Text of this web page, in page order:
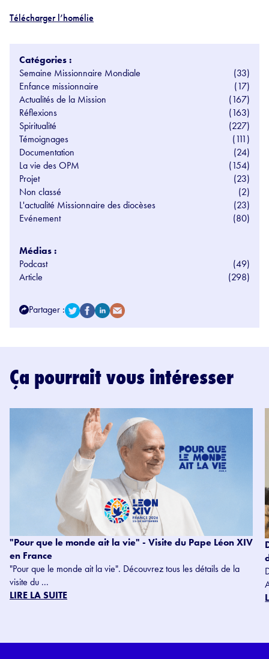
Télécharger l’homélie
Catégories :
Semaine Missionnaire Mondiale
(33)
Enfance missionnaire
(17)
Actualités de la Mission
(167)
Réflexions
(163)
Spiritualité
(227)
Témoignages
(111)
Documentation
(24)
La vie des OPM
(154)
Projet
(23)
Non classé
(2)
L'actualité Missionnaire des diocèses
(23)
Evénement
(80)
Médias :
Podcast
(49)
Article
(298)
Partager :
Ça pourrait vous intéresser
"Pour que le monde ait la vie" - Visite du Pape Léon XIV
en France
"Pour que le monde ait la vie". Découvrez tous les détails de la
visite du ...
LIRE LA SUITE